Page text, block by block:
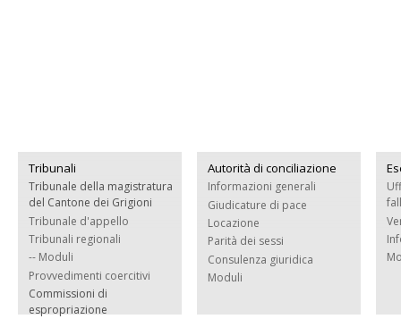
Tribunali
Tribunale della magistratura
del Cantone dei Grigioni
Tribunale d'appello
Tribunali regionali
-- Moduli
Provvedimenti coercitivi
Commissioni di
espropriazione
Autorità di conciliazione
Informazioni generali
Giudicature di pace
Locazione
Parità dei sessi
Consulenza giuridica
Moduli